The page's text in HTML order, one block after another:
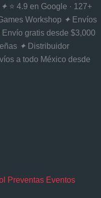
✦ ⭐ 4.9 en Google · 127+
Workshop ✦ Envíos
Envío gratis desde $3,000
✦ Distribuidor
a todo México desde
Preventas Eventos